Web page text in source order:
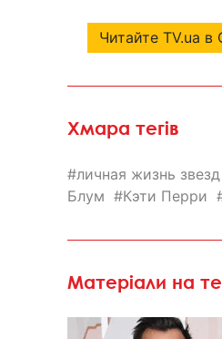
Читайте TV.ua в
Хмара тегів
личная жизнь звезд
Блум
Кэти Перри
Матеріали на